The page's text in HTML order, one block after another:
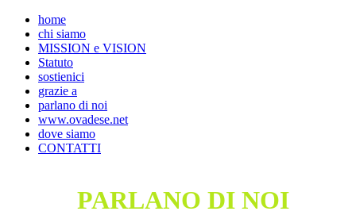
home
chi siamo
MISSION e VISION
Statuto
sostienici
grazie a
parlano di noi
www.ovadese.net
dove siamo
CONTATTI
PARLANO DI NOI